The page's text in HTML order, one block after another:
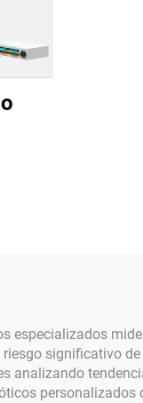
especializados
significativo
analizando
personalizados